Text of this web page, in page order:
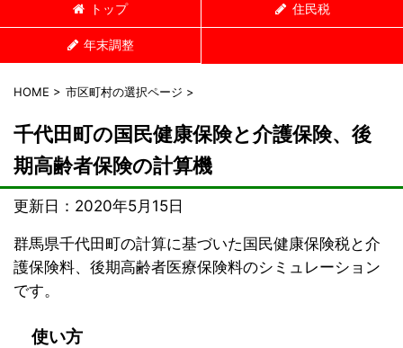
トップ 住民税
年末調整
HOME > 市区町村の選択ページ >
千代田町の国民健康保険と介護保険、後
期高齢者保険の計算機
更新日： 2020年5月15日
群馬県千代田町の計算に基づいた国民健康保険税と介
護保険料、後期高齢者医療保険料のシミュレーション
です。
使い方